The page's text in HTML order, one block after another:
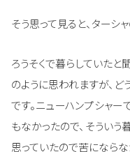
そう思って見ると、ターシ
ろうそくで暮らしていたと
のように思われますが、ど
です。ニューハンプシャ
もなかったので、そういう
思っていたので苦にならな